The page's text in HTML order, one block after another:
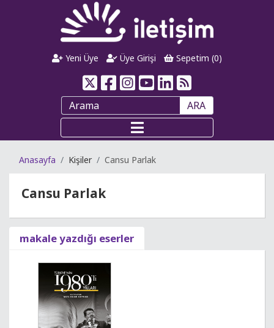
Yeni Üye Üye Girişi Sepetim (0)
ARA
Anasayfa Kişiler Cansu Parlak
Cansu Parlak
makale yazdığı eserler